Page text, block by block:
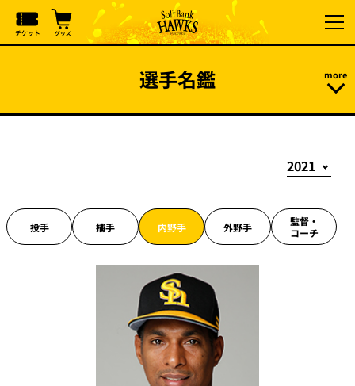
選手名鑑
投手 捕手 内野手 外野手
監督・
コーチ